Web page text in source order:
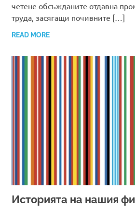
четене обсъжданите отдавна
труда, засягащи почивните […]
READ MORE
Историята на нашия